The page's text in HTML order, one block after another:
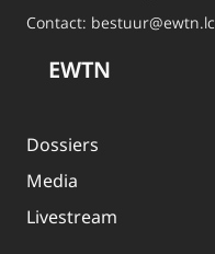
Contact: bestuur@ewtn.lc
EWTN
Dossiers
Media
Livestream